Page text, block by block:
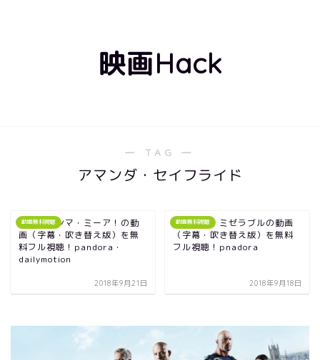
映画Hack
― TAG ―
アマンダ・セイフライド
動画無料視聴
映画｜マンマ・ミーア！の動
画（字幕・吹き替え版）を無
料フル視聴！pandora・
dailymotion
2018年9月21日
動画無料視聴
映画｜レ・ミゼラブルの動画
（字幕・吹き替え版）を無料
フル視聴！pnadora
2018年9月18日